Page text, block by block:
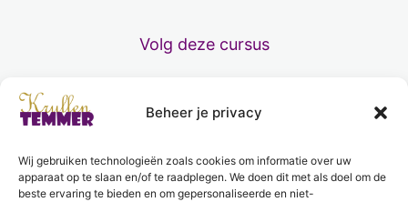
Beheer je privacy
Wij gebruiken technologieën zoals cookies om informatie over uw
apparaat op te slaan en/of te raadplegen. We doen dit met als doel om de
beste ervaring te bieden en om gepersonaliseerde en niet-
De kracht van foto's
12 lessen
In de wasbak
Volg deze cursus